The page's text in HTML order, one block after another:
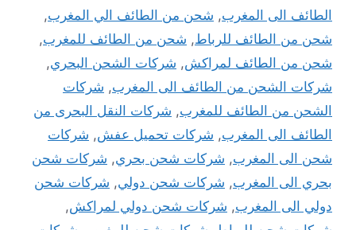
الطائف الى المغرب, شحن من الطائف الي المغرب,
شحن من الطائف للرباط, شحن من الطائف للمغرب,
شحن من الطائف لمراكش, شركات الشحن البحري,
شركات الشحن من الطائف الى المغرب, شركات
الشحن من الطائف للمغرب, شركات النقل البحرى من
الطائف الى المغرب, شركات تحميل عفش, شركات
شحن الى المغرب, شركات شحن بحري, شركات شحن
بحري الى المغرب, شركات شحن دولي, شركات شحن
دولي الى المغرب, شركات شحن دولي لمراكش,